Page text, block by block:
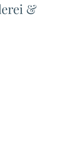
&